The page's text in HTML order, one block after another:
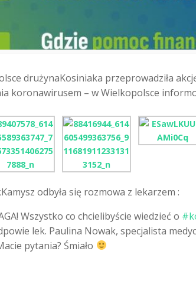
drużynaKosiniaka przeprowadziła
koronawirusem – w Wielkopolsce
odbyła się rozmowa z lekarzem :
Wszystko co chcielibyście wiedzieć o #
lek. Paulina Nowak, specjalista
pytania? Śmiało